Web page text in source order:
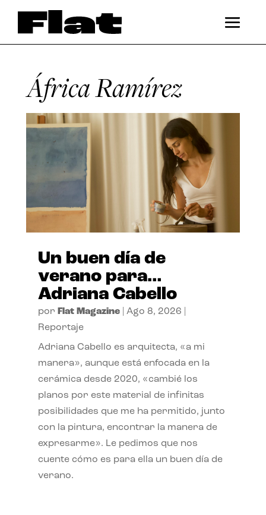
África Ramírez
Un buen día de
verano para…
Adriana Cabello
por Flat Magazine| Ago 8, 2026
Reportaje
Adriana Cabello es arquitecta, «a mi
manera», aunque está enfocada en la
cerámica desde 2020, «cambié los
planos por este material de infinitas
posibilidades que me ha permitido, junto
con la pintura, encontrar la manera de
expresarme». Le pedimos que nos
cuente cómo es para ella un buen día de
verano.